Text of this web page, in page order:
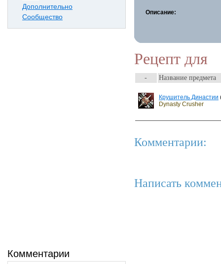
Дополнительно
Сообщество
Комментарии
Описание:
Рецепт для
- Название предмета
Крушитель Династии
Dynasty Crusher
Комментарии:
Написать